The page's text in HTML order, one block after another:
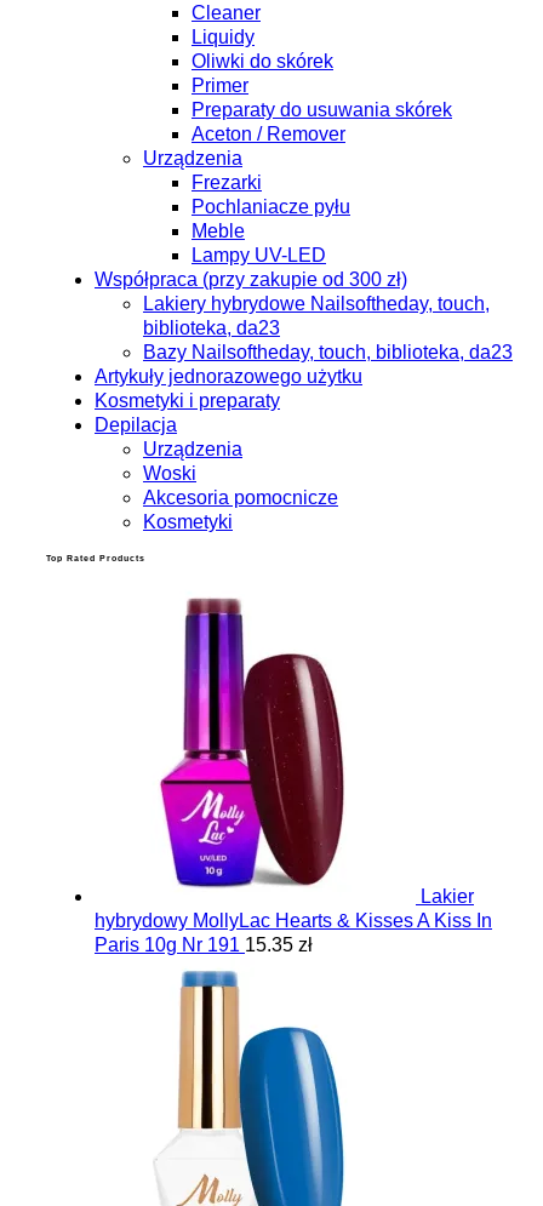
Cleaner
Liquidy
Oliwki do skórek
Primer
Preparaty do usuwania skórek
Aceton / Remover
Urządzenia
Frezarki
Pochlaniacze pyłu
Meble
Lampy UV-LED
Współpraca (przy zakupie od 300 zł)
Lakiery hybrydowe Nailsoftheday, touch,
biblioteka, da23
Bazy Nailsoftheday, touch, biblioteka, da23
Artykuły jednorazowego użytku
Kosmetyki i preparaty
Depilacja
Urządzenia
Woski
Akcesoria pomocnicze
Kosmetyki
Top Rated Products
Lakier
hybrydowy MollyLac Hearts & Kisses A Kiss In
Paris 10g Nr 191 15.35 zł